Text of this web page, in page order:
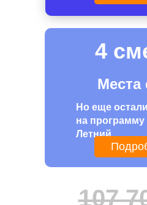
4
Места
Но еще
на
Летний
107